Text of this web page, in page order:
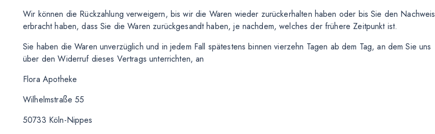
Wir können die Rückzahlung verweigern, bis wir die Waren wieder zurückerhalten haben oder bis Sie den Nachweis
erbracht haben, dass Sie die Waren zurückgesandt haben, je nachdem, welches der frühere Zeitpunkt ist.
Sie haben die Waren unverzüglich und in jedem Fall spätestens binnen vierzehn Tagen ab dem Tag, an dem Sie uns
über den Widerruf dieses Vertrags unterrichten, an
Flora Apotheke
Wilhelmstraße 55
50733 Köln-Nippes